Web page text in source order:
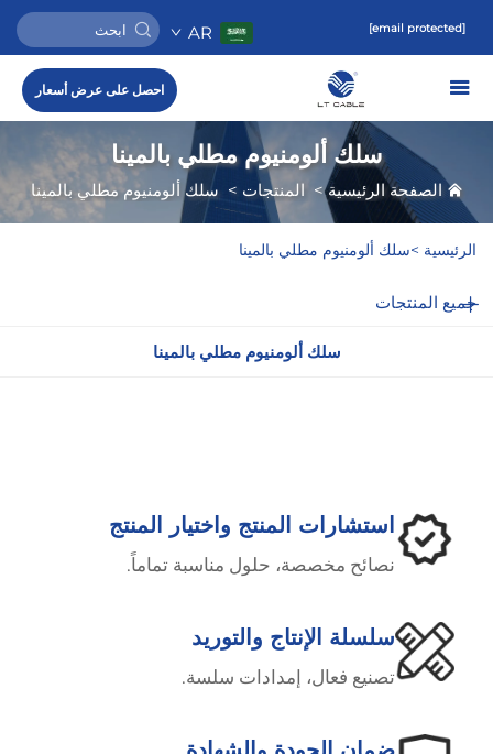
[email protected]
AR
احصل على عرض أسعار
سلك ألومنيوم مطلي بالمينا
الصفحة الرئيسية> المنتجات >سلك ألومنيوم مطلي بالمينا
الرئيسية >سلك ألومنيوم مطلي بالمينا
جميع المنتجات
سلك ألومنيوم مطلي بالمينا
استشارات المنتج واختيار المنتج
نصائح مخصصة، حلول مناسبة تماماً.
سلسلة الإنتاج والتوريد
تصنيع فعال، إمدادات سلسة.